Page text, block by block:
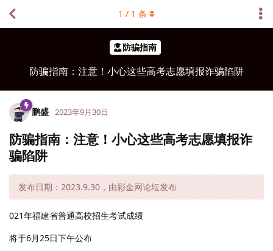
防骗指南
防骗指南：注意！小心这些高考志愿填报诈骗陷阱
1 / 1 条
鹏盛 2023年9月30日
防骗指南：注意！小心这些高考志愿填报诈
骗陷阱
发布日期：2023.9.30，由彩金网论坛发布
021年福建省普通高校招生考试成绩
将于6月25日下午公布